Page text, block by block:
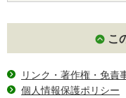
こ
リンク・著作権・免責
個人情報保護ポリシー